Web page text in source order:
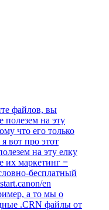
файлов, вы
на эту
что его только
вот про этот
на эту елку
их маркетинг =
бесплатный
en
а то мы о
.CRN файлы от